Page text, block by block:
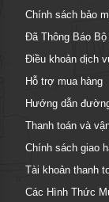
Chính sách bảo
Đã Thông Báo
Điều khoản dịch
Hỗ trợ mua hàng
Hướng dẫn
Thanh toán và
Chính sách giao
Tài khoản thanh
Các Hình Thức